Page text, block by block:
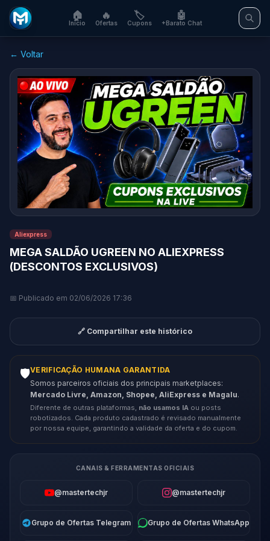
🏠
Início
🔥
Ofertas
🏷️
Cupons
🤖
+Barato Chat
← Voltar
Aliexpress
MEGA SALDÃO UGREEN NO ALIEXPRESS
(DESCONTOS EXCLUSIVOS)
📅 Publicado em 02/06/2026 17:36
🔗 Compartilhar este histórico
🛡️VERIFICAÇÃO HUMANA GARANTIDA
Somos parceiros oficiais dos principais marketplaces:
Mercado Livre, Amazon, Shopee, AliExpress e Magalu.
Diferente de outras plataformas, não usamos IA ou posts
robotizados. Cada produto cadastrado é revisado manualmente
por nossa equipe, garantindo a validade da oferta e do cupom.
CANAIS & FERRAMENTAS OFICIAIS
@mastertechjr @mastertechjr
Grupo de Ofertas Telegram Grupo de Ofertas WhatsApp